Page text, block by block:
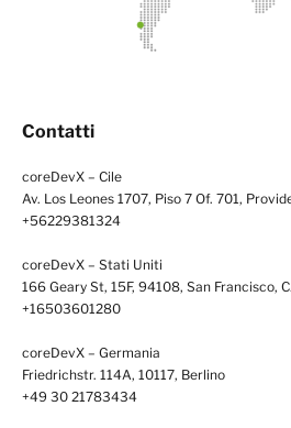
Contatti
coreDevX – Cile
Av. Los Leones 1707, Piso 7 Of. 701,
+56229381324
coreDevX – Stati Uniti
166 Geary St, 15F, 94108, San Francisco,
+16503601280
coreDevX – Germania
Friedrichstr. 114A, 10117, Berlino
+49 30 21783434